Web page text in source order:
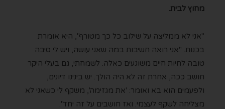
מחוץ לבית.
"אני לא ממליצה על שילוב כל כך מטורף", היא אומרת
בכנות. "אני רואה חשיבות במה שאני עושה, ויש לי סיבה
טובה לחיות חיים משוגעים כאלה. לשמחתי, גם בעלי היקר
חושב ככה, אחרת זה לא היה הולך. יש בינינו דיונים,
ולפעמים הוא בא ואומר: 'את מגזימה', משקף לי כשאני לא
מצליחה לשקף לעצמי. ואז חושבים על זה יחד".